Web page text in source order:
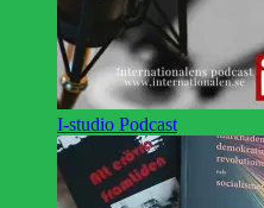
I-studio Podcast